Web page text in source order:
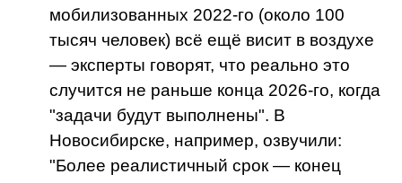
мобилизованных 2022-го (около 100
тысяч человек) всё ещё висит в воздухе
— эксперты говорят, что реально это
случится не раньше конца 2026-го, когда
"задачи будут выполнены". В
Новосибирске, например, озвучили:
"Более реалистичный срок — конец